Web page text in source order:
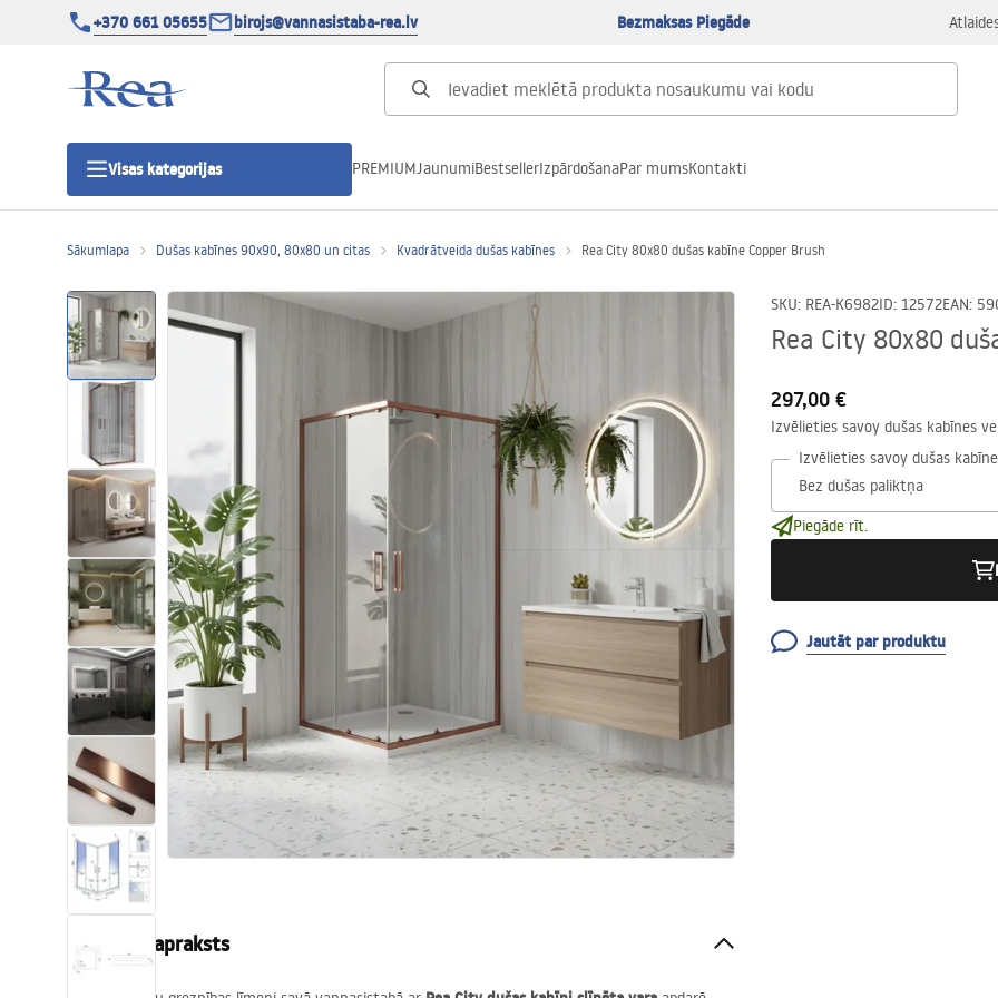
+370 661 05655 birojs@vannasistaba-rea.lv Bezmaksas Piegāde
Visas kategorijas
Dušas durvis
Vannas istabas dušas paliktņi
Lineāras dušas notekas
Tualetes
Izlietnes
Vannas un ekrāni
Vannas istabas jaucējkrāni
Vannas istabas dušas
Virtuve
Vannas istabas piederumi
PREMIUMJaunumiBestsellerIzpārdošanaPar mumsKontakti
Sākumlapa Dušas kabīnes 90x90, 80x80 un citas Kvadrātveida dušas kabīnes Rea City 80x80 dušas kabīne Copper Brush
SKU: REA-K6982ID: 12572EAN:
Rea City 80x80
297,00 €
Izvēlieties savoy dušas kabīnes
Izvēlieties savoy dušas
Piegāde rīt.
Jautāt par produktu
Produkta apraksts